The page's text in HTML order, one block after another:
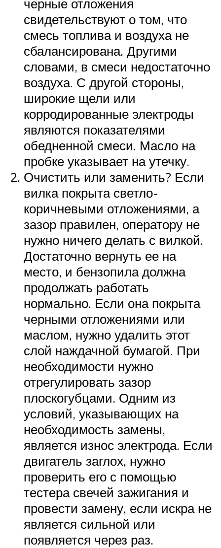
черные отложения
свидетельствуют о том, что
смесь топлива и воздуха не
сбалансирована. Другими
словами, в смеси недостаточно
воздуха. С другой стороны,
широкие щели или
корродированные электроды
являются показателями
обедненной смеси. Масло на
пробке указывает на утечку.
Очистить или заменить? Если
вилка покрыта светло-
коричневыми отложениями, а
зазор правилен, оператору не
нужно ничего делать с вилкой.
Достаточно вернуть ее на
место, и бензопила должна
продолжать работать
нормально. Если она покрыта
черными отложениями или
маслом, нужно удалить этот
слой наждачной бумагой. При
необходимости нужно
отрегулировать зазор
плоскогубцами. Одним из
условий, указывающих на
необходимость замены,
является износ электрода. Если
двигатель заглох, нужно
проверить его с помощью
тестера свечей зажигания и
провести замену, если искра не
является сильной или
появляется через раз.